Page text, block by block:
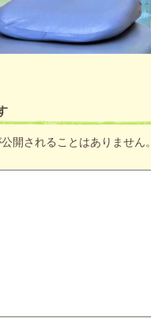
開されることはありません。